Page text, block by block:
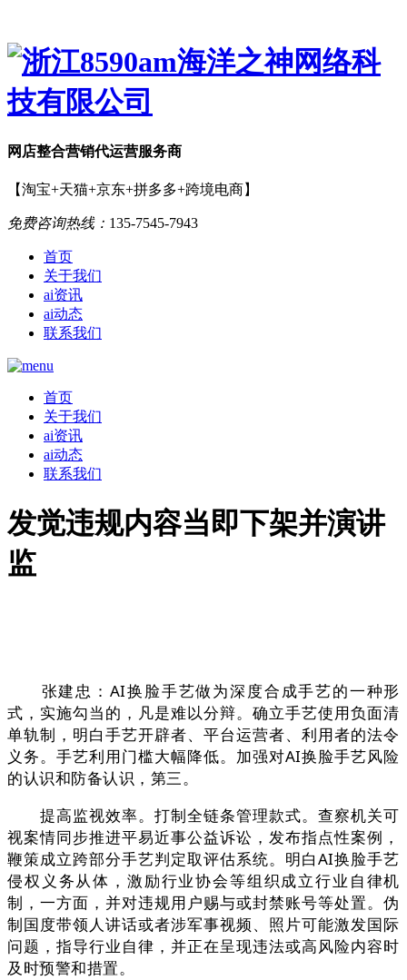
网店整合营销代运营服务商
【淘宝+天猫+京东+拼多多+跨境电商】
免费咨询热线： 135-7545-7943
首页
关于我们
ai资讯
ai动态
联系我们
首页
关于我们
ai资讯
ai动态
联系我们
发觉违规内容当即下架并演讲
监
张建忠：AI换脸手艺做为深度合成手艺的一种形
式，实施勾当的，凡是难以分辩。确立手艺使用负面清
单轨制，明白手艺开辟者、平台运营者、利用者的法令
义务。手艺利用门槛大幅降低。加强对AI换脸手艺风险
的认识和防备认识，第三。
提高监视效率。打制全链条管理款式。查察机关可
视案情同步推进平易近事公益诉讼，发布指点性案例，
鞭策成立跨部分手艺判定取评估系统。明白AI换脸手艺
侵权义务从体，激励行业协会等组织成立行业自律机
制，一方面，并对违规用户赐与或封禁账号等处置。伪
制国度带领人讲话或者涉军事视频、照片可能激发国际
问题，指导行业自律，并正在呈现违法或高风险内容时
及时预警和措置。